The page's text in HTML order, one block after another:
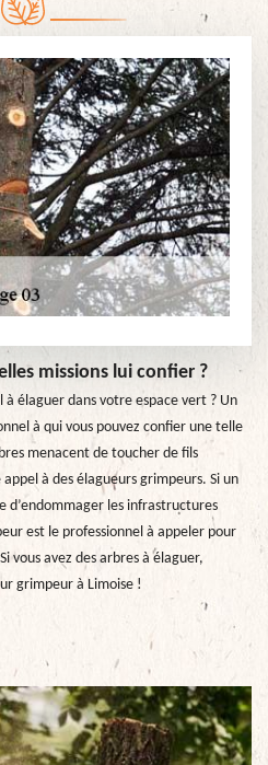
missions lui confier ?
élaguer dans votre espace vert ? Un
à qui vous pouvez confier une telle
menacent de toucher de fils
à des élagueurs grimpeurs. Si un
d’endommager les infrastructures
est le professionnel à appeler pour
vous avez des arbres à élaguer,
grimpeur à Limoise !